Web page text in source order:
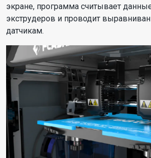
экране, программа считывает
экструдеров и проводит
датчикам.